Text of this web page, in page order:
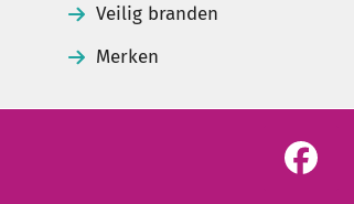
Veilig branden
Merken
See our